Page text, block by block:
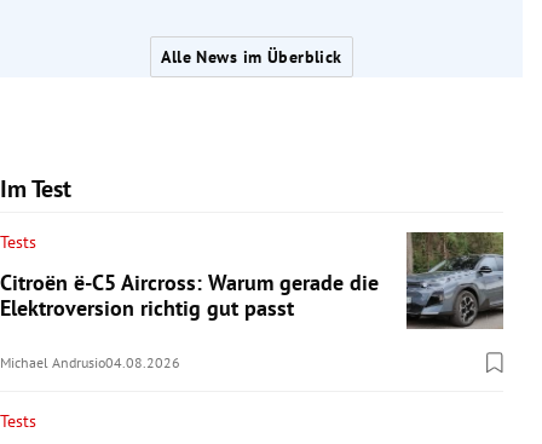
Alle News im Überblick
Im Test
Tests
Citroën ë-C5 Aircross: Warum gerade die
Elektroversion richtig gut passt
Michael Andrusio04.08.2026
Tests